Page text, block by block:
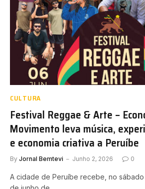
CULTURA
Festival Reggae & Arte –
Movimento leva música,
e economia criativa a Peruíbe
By Jornal Bemtevi Junho 2, 2026 0
A cidade de Peruíbe recebe, no